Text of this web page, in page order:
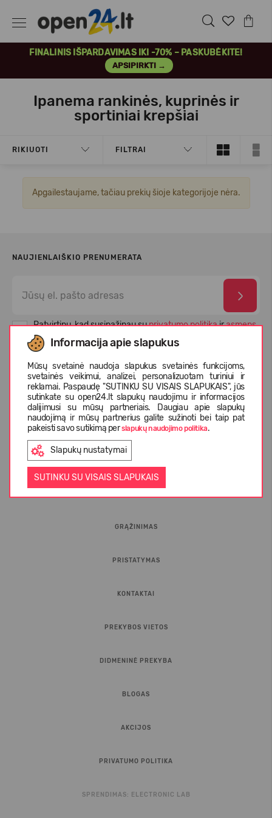
FINALINIS IŠPARDAVIMAS IKI -70% – PASKUBĖKITE!
APSIPIRKTI →
Informacija apie slapukus
Mūsų svetainė naudoja slapukus svetainės funkcijoms,
svetainės veikimui, analizei, personalizuotam turiniui ir
reklamai. Paspaudę "SUTINKU SU VISAIS SLAPUKAIS", jūs
sutinkate su open24.lt slapukų naudojimu ir informacijos
dalijimusi su mūsų partneriais. Daugiau apie slapukų
naudojimą ir mūsų partnerius galite sužinoti bei taip pat
pakeisti savo sutikimą perslapukų naudojimo politika.
Slapukų nustatymai
SUTINKU SU VISAIS SLAPUKAIS
Ipanema rankinės, kuprinės ir
sportiniai krepšiai
RIKIUOTI FILTRAI
Apgailestaujame, tačiau prekių šioje kategorijoje nėra.
NAUJIENLAIŠKIO PRENUMERATA
Patvirtinu, kad susipažinau suprivatumo politikairasmens
duomenų apsaugos taisyklėmis
INFORMACIJA PIRKĖJUI
GRĄŽINIMAS
PRISTATYMAS
KONTAKTAI
PREKYBOS VIETOS
DIDMENINĖ PREKYBA
BLOGAS
AKCIJOS
PRIVATUMO POLITIKA
SPRENDIMAS: ELECTRONIC LAB